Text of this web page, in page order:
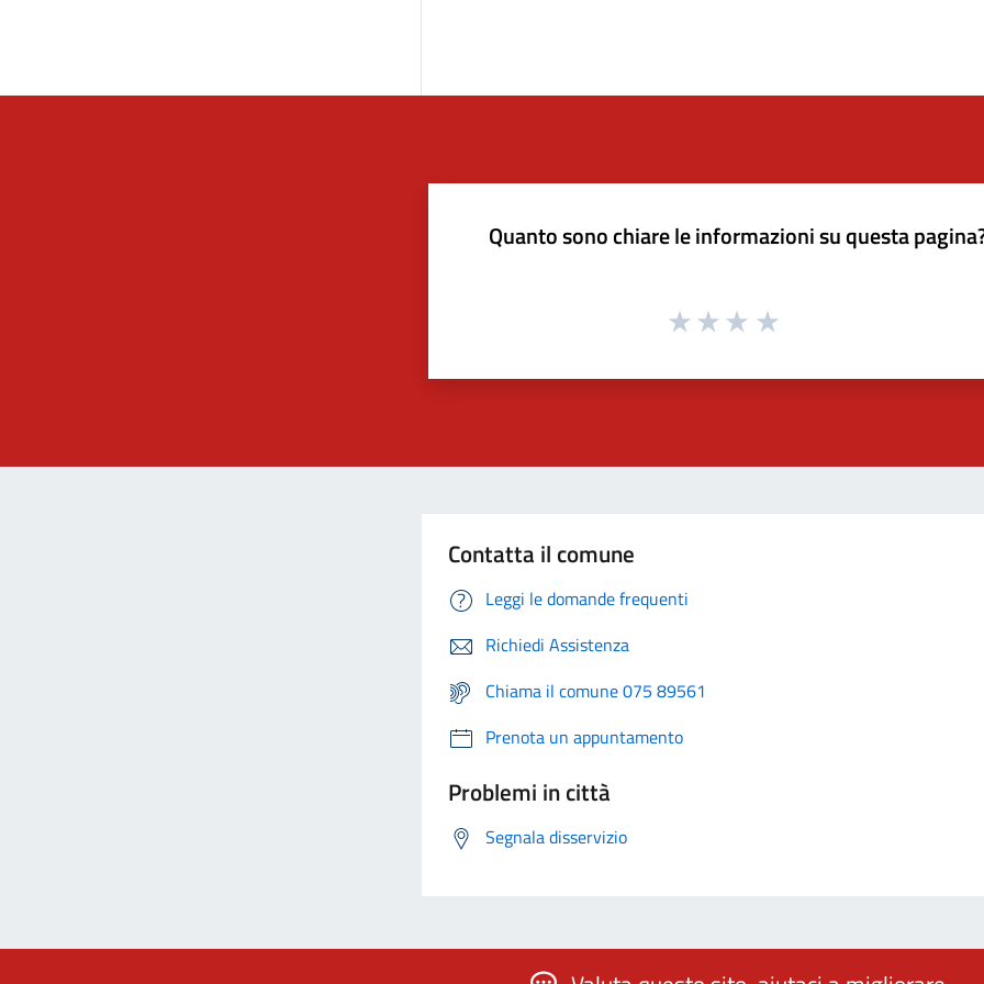
Quanto sono chiare le informazioni su questa
Contatta il comune
Leggi le domande frequenti
Richiedi Assistenza
Chiama il comune 075 89561
Prenota un appuntamento
Problemi in città
Segnala disservizio